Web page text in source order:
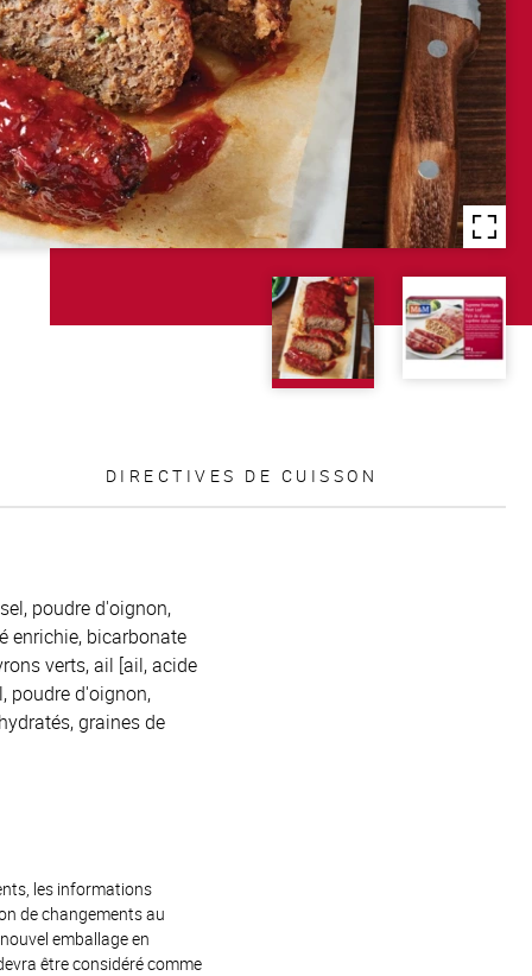
DIRECTIVES DE CUISSON
poudre d'oignon,
enrichie, bicarbonate
verts, ail [ail, acide
poudre d'oignon,
graines de
les informations
de changements au
emballage en
être considéré comme